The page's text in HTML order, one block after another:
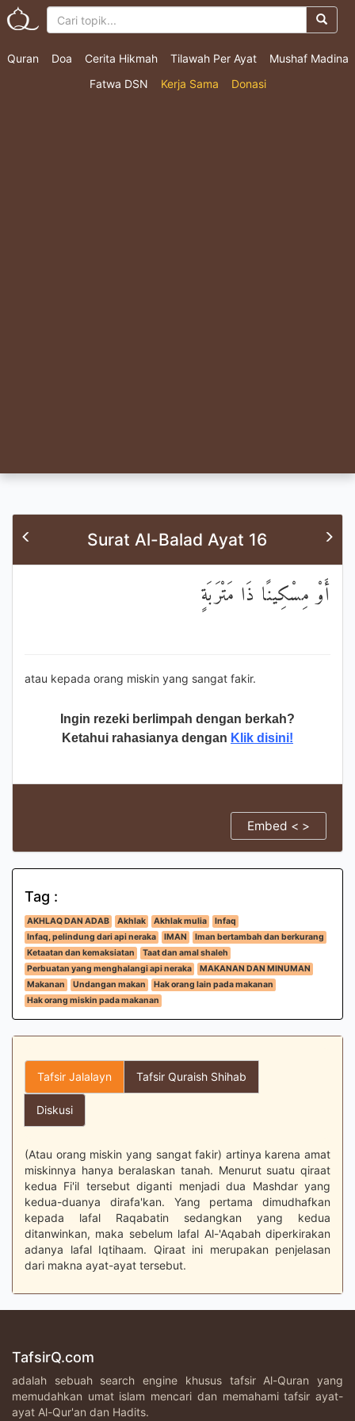
Quran Doa Cerita Hikmah Tilawah Per Ayat
Mushaf Madina
Fatwa DSN
Kerja Sama Donasi
Surat Al-Balad Ayat 16
أَوْ مِسْكِينًا ذَا مَتْرَبَةٍ
atau kepada orang miskin yang sangat fakir.
Ingin rezeki berlimpah dengan berkah?
Ketahui rahasianya dengan Klik disini!
Embed < >
Tag :
AKHLAQ DAN ADAB Akhlak Akhlak mulia
Infaq
Infaq, pelindung dari api neraka
IMAN
Iman bertambah dan berkurang
Ketaatan dan kemaksiatan
Taat dan amal shaleh
Perbuatan yang menghalangi api neraka
MAKANAN DAN MINUMAN
Makanan
Undangan makan
Hak orang lain pada makanan
Hak orang miskin pada makanan
Tafsir Jalalayn Tafsir Quraish Shihab
Diskusi
(Atau orang miskin yang sangat fakir) artinya karena amat
miskinnya hanya beralaskan tanah. Menurut suatu qiraat
kedua Fi'il tersebut diganti menjadi dua Mashdar yang
kedua-duanya dirafa'kan. Yang pertama dimudhafkan
kepada lafal Raqabatin sedangkan yang kedua
ditanwinkan, maka sebelum lafal Al-'Aqabah diperkirakan
adanya lafal Iqtihaam. Qiraat ini merupakan penjelasan
dari makna ayat-ayat tersebut.
TafsirQ.com
adalah sebuah search engine khusus tafsir Al-Quran yang
memudahkan umat islam mencari dan memahami tafsir ayat-
ayat Al-Qur'an dan Hadits.